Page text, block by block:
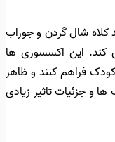
کلاه شال گردن و جوراب
کند. این اکسسوری ها
کودک فراهم کنند و ظاهر
و جزئیات تاثیر زیادی